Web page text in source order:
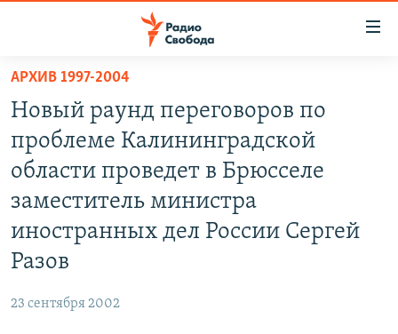
упрощенного
доступа
Вернуться
основному
содержанию
главной
Вернутся
ПОДКАСТЫ
АВТОРСКИЕ ПРОЕКТЫ
МНЕНИЯ
КУЛЬТУРА
АРХИВ 1997-2004
Новый раунд переговоров по
проблеме Калининградской
области проведет в Брюсселе
заместитель министра
иностранных дел России Сергей
Разов
23 сентября 2002